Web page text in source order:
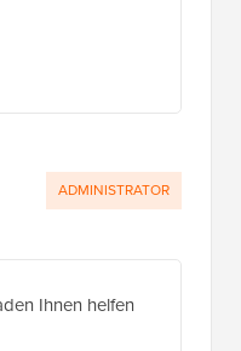
Ihnen helfen
ADMINISTRATOR